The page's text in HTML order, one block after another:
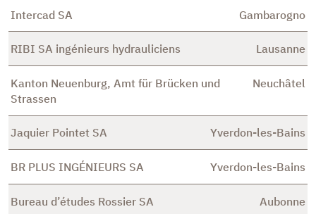
Intercad SA Gambarogno
RIBI SA ingénieurs hydrauliciens Lausanne
Kanton Neuenburg, Amt für Brücken und
Strassen
Neuchâtel
Jaquier Pointet SA Yverdon-les-Bains
BR PLUS INGÉNIEURS SA Yverdon-les-Bains
Bureau d’études Rossier SA Aubonne